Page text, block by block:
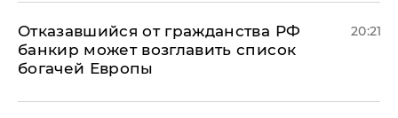
Отказавшийся от гражданства РФ
банкир может возглавить список
богачей Европы
20:21